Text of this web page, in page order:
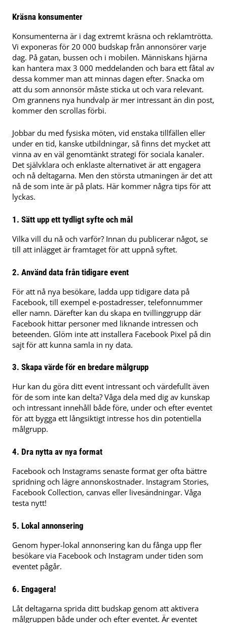
Kräsna konsumenter
Konsumenterna är i dag extremt kräsna och reklamtrötta.
Vi exponeras för 20 000 budskap från annonsörer varje
dag. På gatan, bussen och i mobilen. Människans hjärna
kan hantera max 3 000 meddelanden och bara ett fåtal av
dessa kommer man att minnas dagen efter. Snacka om
att du som annonsör måste sticka ut och vara relevant.
Om grannens nya hundvalp är mer intressant än din post,
kommer den scrollas förbi.
Jobbar du med fysiska möten, vid enstaka tillfällen eller
under en tid, kanske utbildningar, så finns det mycket att
vinna av en väl genomtänkt strategi för sociala kanaler.
Det självklara och enklaste alternativet är att engagera
och nå deltagarna. Men den största utmaningen är det att
nå de som inte är på plats. Här kommer några tips för att
lyckas.
1. Sätt upp ett tydligt syfte och mål
Vilka vill du nå och varför? Innan du publicerar något, se
till att inlägget är framtaget för att uppnå syftet.
2. Använd data från tidigare event
För att nå nya besökare, ladda upp tidigare data på
Facebook, till exempel e-postadresser, telefonnummer
eller namn. Därefter kan du skapa en tvillinggrupp där
Facebook hittar personer med liknande intressen och
beteenden. Glöm inte att installera Facebook Pixel på din
sajt för att kunna samla in ny data.
3. Skapa värde för en bredare målgrupp
Hur kan du göra ditt event intressant och värdefullt även
för de som inte kan delta? Våga dela med dig av kunskap
och intressant innehåll både före, under och efter eventet
för att bygga ett långsiktigt intresse hos din potentiella
målgrupp.
4. Dra nytta av nya format
Facebook och Instagrams senaste format ger ofta bättre
spridning och lägre annonskostnader. Instagram Stories,
Facebook Collection, canvas eller livesändningar. Våga
testa nytt!
5. Lokal annonsering
Genom hyper-lokal annonsering kan du fånga upp fler
besökare via Facebook och Instagram under tiden som
eventet pågår.
6. Engagera!
Låt deltagarna sprida ditt budskap genom att aktivera
målgruppen både under och efter eventet. Är eventet